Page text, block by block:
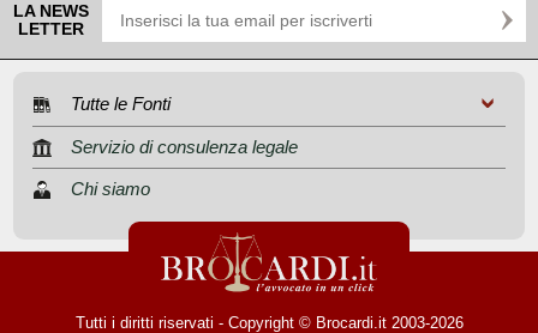
LA NEWS
LETTER
Tutte le Fonti
Servizio di consulenza legale
Chi siamo
Tutti i diritti riservati - Copyright © Brocardi.it 2003-2026